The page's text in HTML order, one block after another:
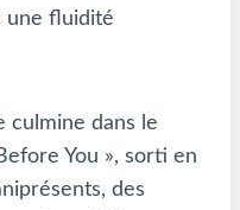
une fluidité
culmine dans le
You », sorti en
des